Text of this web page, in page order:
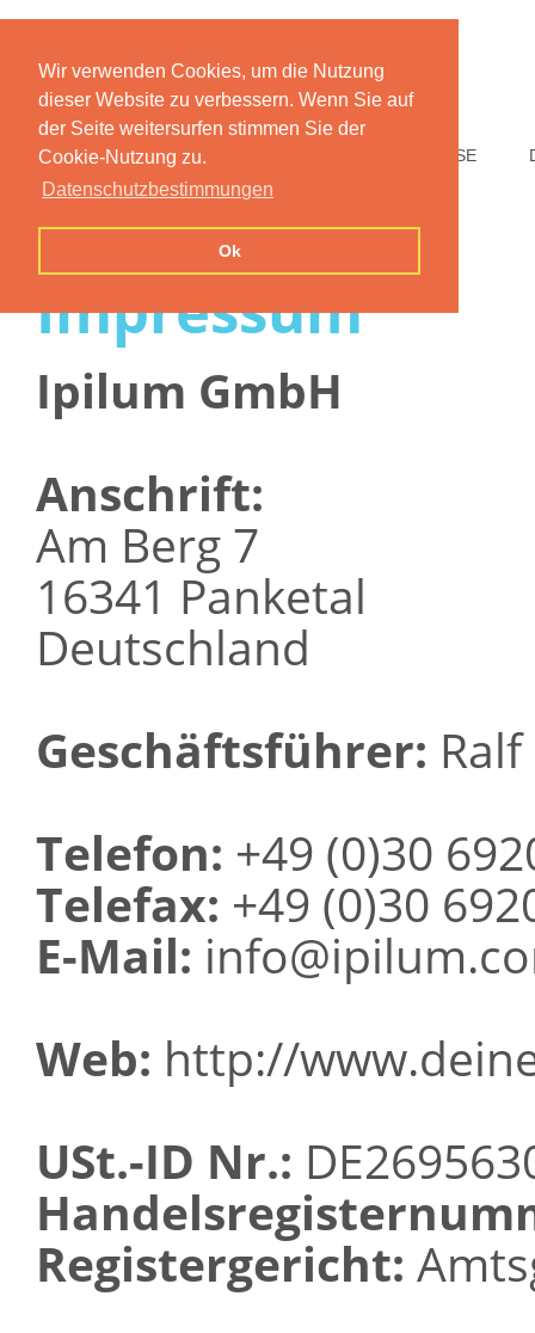
Wir verwenden Cookies, um die Nutzung
dieser Website zu verbessern. Wenn Sie auf
der Seite weitersurfen stimmen Sie der
Cookie-Nutzung zu.
Datenschutzbestimmungen
Ok
HOME PREISE
Impressum
Ipilum GmbH
Anschrift:
Am Berg 7
16341 Panketal
Deutschland
Geschäftsführer:
Telefon: +49 (0)30
Telefax: +49 (0)30
E-Mail:
Web: http://
USt.-ID Nr.:
Registergericht: